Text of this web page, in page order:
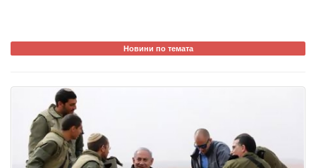
Новини по темата